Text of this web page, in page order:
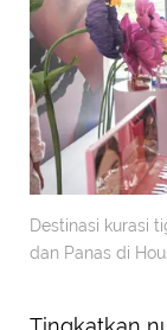
Destinasi kurasi
dan Panas di